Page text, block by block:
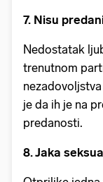
7. Nisu
Nedostatak
trenutnom
je da ih je na
predanosti.
8. Jaka